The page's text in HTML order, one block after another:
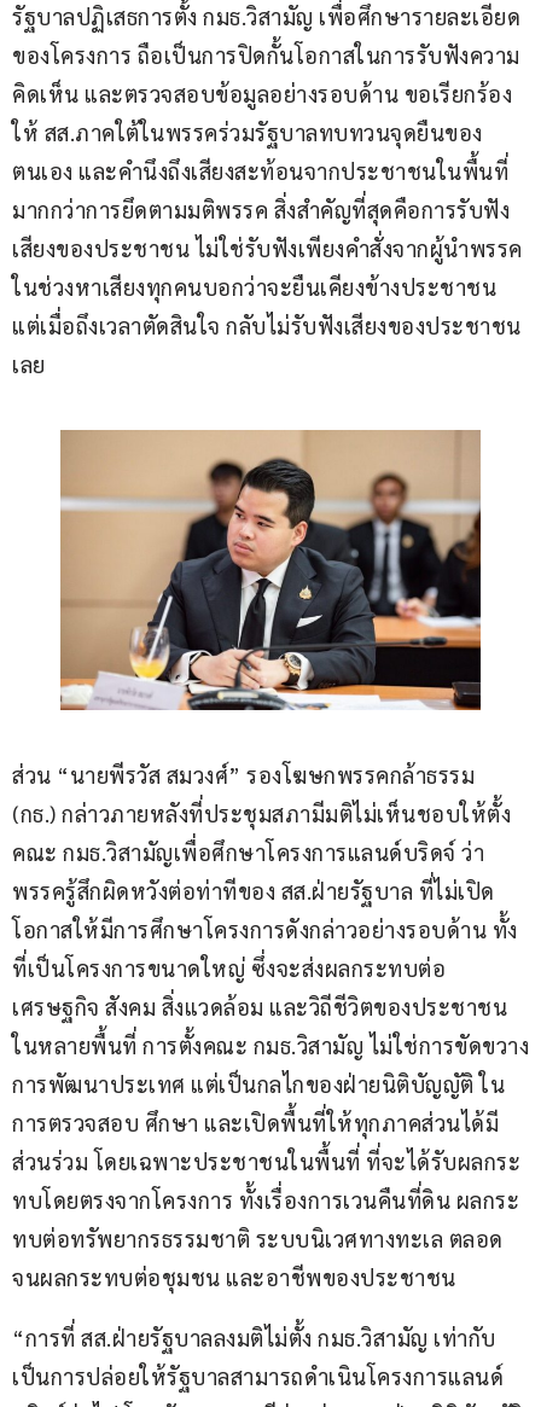
รัฐบาลปฏิเสธการตั้ง กมธ.วิสามัญ เพื่อศึกษารายละเอียด
ของโครงการ ถือเป็นการปิดกั้นโอกาสในการรับฟังความ
คิดเห็น และตรวจสอบข้อมูลอย่างรอบด้าน ขอเรียกร้อง
ให้ สส.ภาคใต้ในพรรคร่วมรัฐบาลทบทวนจุดยืนของ
ตนเอง และคำนึงถึงเสียงสะท้อนจากประชาชนในพื้นที่
มากกว่าการยึดตามมติพรรค สิ่งสำคัญที่สุดคือการรับฟัง
เสียงของประชาชน ไม่ใช่รับฟังเพียงคำสั่งจากผู้นำพรรค
ในช่วงหาเสียงทุกคนบอกว่าจะยืนเคียงข้างประชาชน
แต่เมื่อถึงเวลาตัดสินใจ กลับไม่รับฟังเสียงของประชาชน
เลย
ส่วน “นายพีรวัส สมวงศ์” รองโฆษกพรรคกล้าธรรม
(กธ.) กล่าวภายหลังที่ประชุมสภามีมติไม่เห็นชอบให้ตั้ง
คณะ กมธ.วิสามัญเพื่อศึกษาโครงการแลนด์บริดจ์ ว่า
พรรครู้สึกผิดหวังต่อท่าทีของ สส.ฝ่ายรัฐบาล ที่ไม่เปิด
โอกาสให้มีการศึกษาโครงการดังกล่าวอย่างรอบด้าน ทั้ง
ที่เป็นโครงการขนาดใหญ่ ซึ่งจะส่งผลกระทบต่อ
เศรษฐกิจ สังคม สิ่งแวดล้อม และวิถีชีวิตของประชาชน
ในหลายพื้นที่ การตั้งคณะ กมธ.วิสามัญ ไม่ใช่การขัดขวาง
การพัฒนาประเทศ แต่เป็นกลไกของฝ่ายนิติบัญญัติ ใน
การตรวจสอบ ศึกษา และเปิดพื้นที่ให้ทุกภาคส่วนได้มี
ส่วนร่วม โดยเฉพาะประชาชนในพื้นที่ ที่จะได้รับผลกระ
ทบโดยตรงจากโครงการ ทั้งเรื่องการเวนคืนที่ดิน ผลกระ
ทบต่อทรัพยากรธรรมชาติ ระบบนิเวศทางทะเล ตลอด
จนผลกระทบต่อชุมชน และอาชีพของประชาชน
“การที่ สส.ฝ่ายรัฐบาลลงมติไม่ตั้ง กมธ.วิสามัญ เท่ากับ
เป็นการปล่อยให้รัฐบาลสามารถดำเนินโครงการแลนด์